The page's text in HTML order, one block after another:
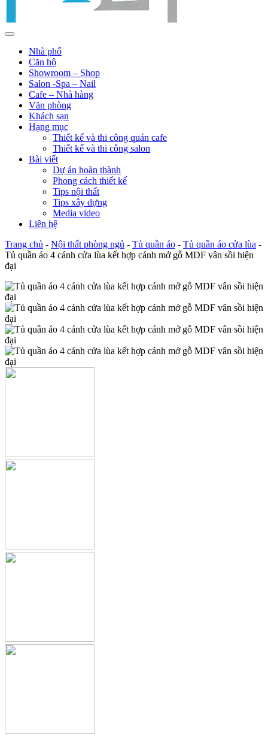
Nhà phố
Căn hộ
Showroom – Shop
Salon -Spa – Nail
Cafe – Nhà hàng
Văn phòng
Khách sạn
Hạng mục
Thiết kế và thi công quán cafe
Thiết kế và thi công salon
Bài viết
Dự án hoàn thành
Phong cách thiết kế
Tips nội thất
Tips xây dựng
Media video
Liên hệ
Trang chủ - Nội thất phòng ngủ - Tủ quần áo - Tủ quần áo cửa lùa -
Tủ quần áo 4 cánh cửa lùa kết hợp cánh mở gỗ MDF vân sồi hiện
đại